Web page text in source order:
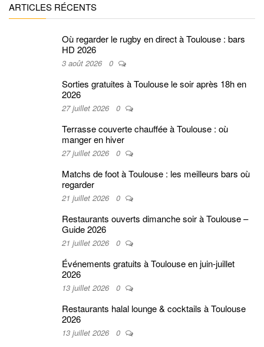
ARTICLES RÉCENTS
Où regarder le rugby en direct à Toulouse : bars
HD 2026
3 août 2026 0
Sorties gratuites à Toulouse le soir après 18h en
2026
27 juillet 2026 0
Terrasse couverte chauffée à Toulouse : où
manger en hiver
27 juillet 2026 0
Matchs de foot à Toulouse : les meilleurs bars où
regarder
21 juillet 2026 0
Restaurants ouverts dimanche soir à Toulouse –
Guide 2026
21 juillet 2026 0
Événements gratuits à Toulouse en juin-juillet
2026
13 juillet 2026 0
Restaurants halal lounge & cocktails à Toulouse
2026
13 juillet 2026 0